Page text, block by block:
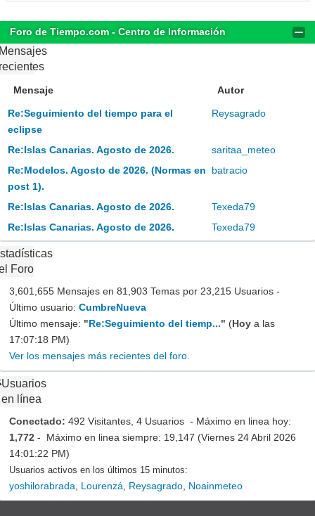
Foro de Tiempo.com - Centro de Información
Mensaje Autor
Re:Seguimiento del tiempo para el
eclipse
Reysagrado
Re:Islas Canarias. Agosto de 2026.
saritaa_meteo
Re:Modelos. Agosto de 2026. (Normas en
post 1).
batracio
Re:Islas Canarias. Agosto de 2026.
Texeda79
Re:Islas Canarias. Agosto de 2026.
Texeda79
Foro
3,601,655 Mensajes en 81,903 Temas por 23,215 Usuarios -
Último usuario: CumbreNueva
Último mensaje: "Re:Seguimiento del tiemp..." (Hoy a las
17:07:18 PM)
Ver los mensajes más recientes del foro.
Usuarios
en línea
Conectado: 492 Visitantes, 4 Usuarios - Máximo en linea hoy:
1,772 - Máximo en linea siempre: 19,147 (Viernes 24 Abril 2026
14:01:22 PM)
Usuarios activos en los últimos 15 minutos:
yoshilorabrada Lourenzá Reysagrado Noainmeteo